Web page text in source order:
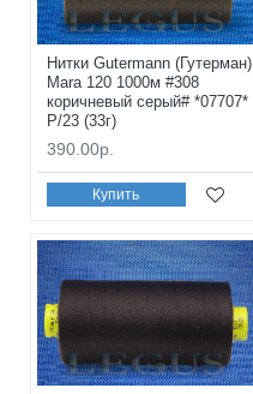
Нитки Gutermann (Гутерман)
Mara 120 1000м #308
коричневый серый# *07707*
P/23 (33г)
390.00р.
Купить